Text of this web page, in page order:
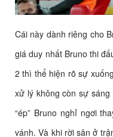
Cái này dành riêng cho
giá duy nhất Bruno thi
2 thì thể hiện rõ sự
xử lý không còn sự
“ép” Bruno nghỉ ngơi
vánh. Và khi rời sân ở